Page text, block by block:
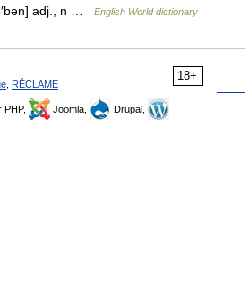
adj., n …
English World dictionary
18+
RÉCLAME
PHP, Joomla,
Drupal,